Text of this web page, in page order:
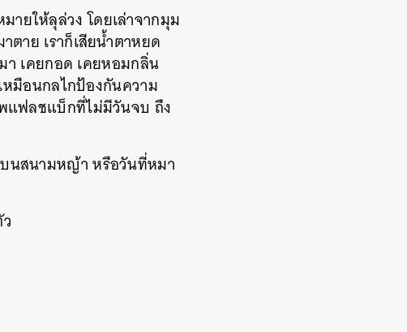
ายให้ลุล่วง โดยเล่าจากมุม
ตาย เราก็เสียน้ำตาหยด
า เคยกอด เคยหอมกลิ่น
หมือนกลไกป้องกันความ
แฟลชแบ็กที่ไม่มีวันจบ ถึง
บนสนามหญ้า หรือวันที่หมา